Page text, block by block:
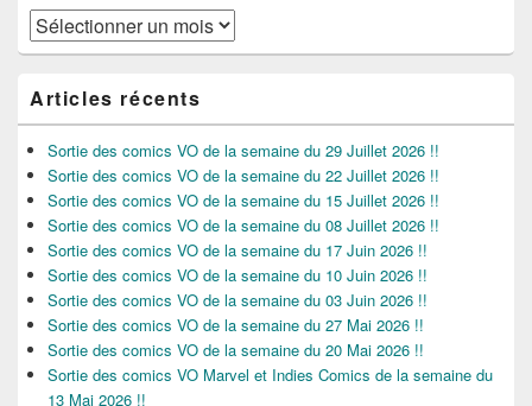
Archives
Articles récents
Sortie des comics VO de la semaine du 29 Juillet 2026 !!
Sortie des comics VO de la semaine du 22 Juillet 2026 !!
Sortie des comics VO de la semaine du 15 Juillet 2026 !!
Sortie des comics VO de la semaine du 08 Juillet 2026 !!
Sortie des comics VO de la semaine du 17 Juin 2026 !!
Sortie des comics VO de la semaine du 10 Juin 2026 !!
Sortie des comics VO de la semaine du 03 Juin 2026 !!
Sortie des comics VO de la semaine du 27 Mai 2026 !!
Sortie des comics VO de la semaine du 20 Mai 2026 !!
Sortie des comics VO Marvel et Indies Comics de la semaine du
13 Mai 2026 !!